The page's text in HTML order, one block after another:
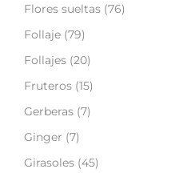
Flores sueltas (76)
Follaje (79)
Follajes (20)
Fruteros (15)
Gerberas (7)
Ginger (7)
Girasoles (45)